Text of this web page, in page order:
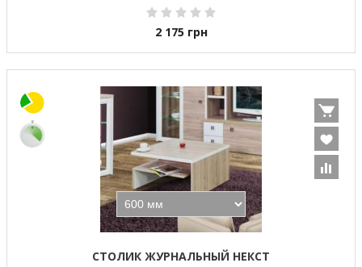
2 175 грн
СТОЛИК ЖУРНАЛЬНЫЙ НЕКСТ